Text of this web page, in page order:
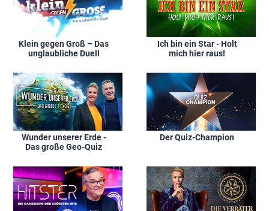
Klein gegen Groß – Das
unglaubliche Duell
Ich bin ein Star - Holt
mich hier raus!
Wunder unserer Erde -
Das große Geo-Quiz
Der Quiz-Champion